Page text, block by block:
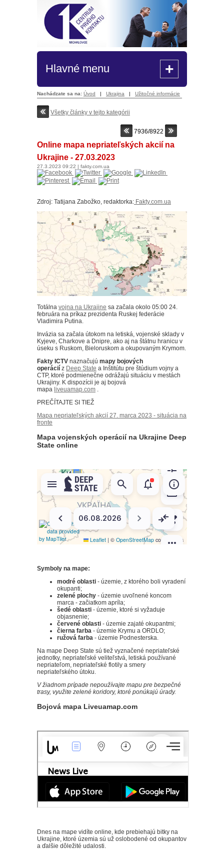
Hlavné menu +
Nachádzate sa na: Úvod | Ukrajina | Užitočné informácie
Všetky články v tejto kategórii
7936/8922
Online mapa nepriateľských akcií na
Ukrajine - 27.03.2023
27.3.2023 09:22 | fakty.com.ua
Zdroj: Tatijana Zabožko, redaktorka: Fakty.com.ua
Totálna vojna na Ukrajine sa začala okolo 05:00 24.
februára na príkaz prezidenta Ruskej federácie
Vladimira Putina.
Invázia sa začala útokom na letiská, vojenské sklady v
Kyjeve, Charkove a Dnipre, ako aj na štátnu hranicu v
úseku s Ruskom, Bieloruskom a okupovaným Krymom.
Fakty ICTV naznačujú mapy bojových
operácií z Deep State a Inštitútu pre štúdium vojny a
CTP, ktoré podmienečne odrážajú situáciu v mestách
Ukrajiny. K dispozícii je aj bojová
mapa liveuamap.com
PREČÍTAJTE SI TIEŽ
Mapa nepriateľských akcií 27. marca 2023 - situácia na
fronte
Mapa vojenských operácií na Ukrajine Deep
State online
Symboly na mape:
modré oblasti - územie, z ktorého boli vyradení
okupanti;
zelené plochy - územie uvoľnené koncom
marca - začiatkom apríla;
šedé oblasti - územie, ktoré si vyžaduje
objasnenie;
červené oblasti - územie zajaté okupantmi;
čierna farba - územie Krymu a ORDLO;
ružová farba - územie Podnesterska.
Na mape Deep State sú tiež vyznačené nepriateľské
jednotky, nepriateľské veliteľstvá, letiská používané
nepriateľom, nepriateľské flotily a smery
nepriateľského útoku.
V žiadnom prípade nepoužívajte mapu pre bezpečné
trasy, využite zelené koridory, ktoré ponúkajú úrady.
Bojová mapa Liveuamap.com
Dnes na mape vidíte online, kde prebiehajú bitky na
Ukrajine, ktoré územia sú už oslobodené od okupantov
a ďalšie dôležité udalosti.